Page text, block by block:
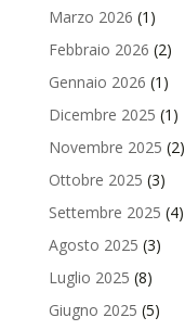
Marzo 2026 (1)
Febbraio 2026 (2)
Gennaio 2026 (1)
Dicembre 2025 (1)
Novembre 2025 (2)
Ottobre 2025 (3)
Settembre 2025 (4)
Agosto 2025 (3)
Luglio 2025 (8)
Giugno 2025 (5)